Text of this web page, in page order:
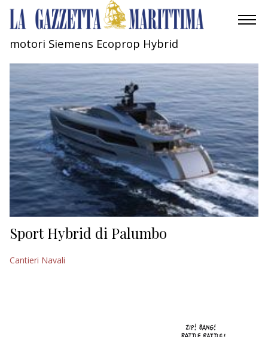
MOBILITÀ
INDUSTRIA
RICERCA
ECONOMIA
TURISMO
CULTURA
NAUTICA
motori Siemens Ecoprop Hybrid
Sport Hybrid di Palumbo
Cantieri Navali